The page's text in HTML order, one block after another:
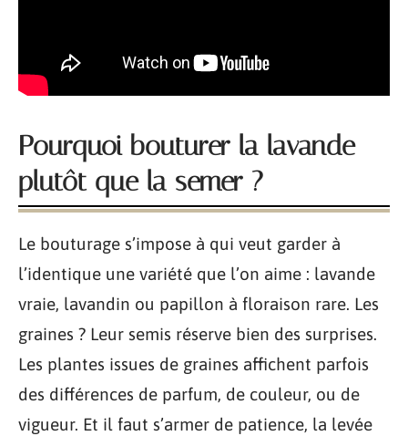
Pourquoi bouturer la lavande
plutôt que la semer ?
Le bouturage s’impose à qui veut garder à
l’identique une variété que l’on aime : lavande
vraie, lavandin ou papillon à floraison rare. Les
graines ? Leur semis réserve bien des surprises.
Les plantes issues de graines affichent parfois
des différences de parfum, de couleur, ou de
vigueur. Et il faut s’armer de patience, la levée